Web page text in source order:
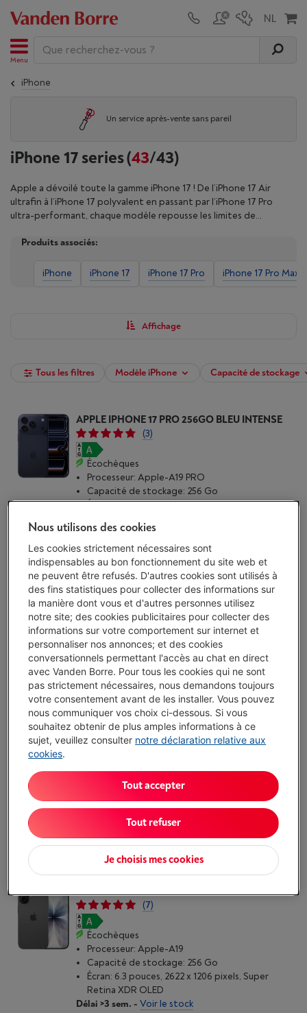
Menu
iPhone
Un service après-vente sans pareil
iPhone 17 series(43/43)
Apple a dévoilé toute la gamme iPhone 17 ! De l’iPhone 17 Air
ultrafin à l’iPhone 17 polyvalent en passant par l’iPhone 17 Pro
ultra-performant, chaque modèle repousse les limites de
ProMotion, de la protection Ceramic Shield et de la puce A19 ou
offre des batteries plus puissantes, une recharge plus rapide et
des caméras impressionnantes — de la caméra Fusion de l’Air au
Produits associés:
iPhone iPhone 17 iPhone 17 Pro iPhone 17 Pro Max
Affichage
Tous les filtres Modèle iPhone Capacité de stockage
APPLE IPHONE 17 PRO 256GO BLEU INTENSE
(3)
Écochèques
Processeur: Apple-A19 PRO
Capacité de stockage: 256 Go
Écran: 6.3 pouces, 2622 x 1206 pixels, Super
Livré demain-Voir le stock
€ 1.329,00
J'achète
Comparer
APPLE IPHONE 17 PRO MAX 256GO BLEU
PROFOND
(6)
Écochèques
Processeur: Apple-A19 PRO
Capacité de stockage: 256 Go
Écran: 6.9 pouces, 2868 x 1320 pixels, Super
Livré demain-Voir le stock
€ 1.479,00
J'achète
Comparer
APPLE IPHONE 17 256GO NOIR
(7)
Écochèques
Processeur: Apple-A19
Capacité de stockage: 256 Go
Écran: 6.3 pouces, 2622 x 1206 pixels, Super
Retina XDR OLED
Délai >3 sem. - Voir le stock
Nous utilisons des cookies
Les cookies strictement nécessaires sont
indispensables au bon fonctionnement du site web et
ne peuvent être refusés. D'autres cookies sont utilisés à
des fins statistiques pour collecter des informations sur
la manière dont vous et d'autres personnes utilisez
notre site; des cookies publicitaires pour collecter des
informations sur votre comportement sur internet et
personnaliser nos annonces; et des cookies
conversationnels permettant l'accès au chat en direct
avec Vanden Borre. Pour tous les cookies qui ne sont
pas strictement nécessaires, nous demandons toujours
votre consentement avant de les installer. Vous pouvez
nous communiquer vos choix ci-dessous. Si vous
souhaitez obtenir de plus amples informations à ce
sujet, veuillez consulter notre déclaration relative aux
cookies.
Je choisis mes cookies
Tout refuser
Tout accepter